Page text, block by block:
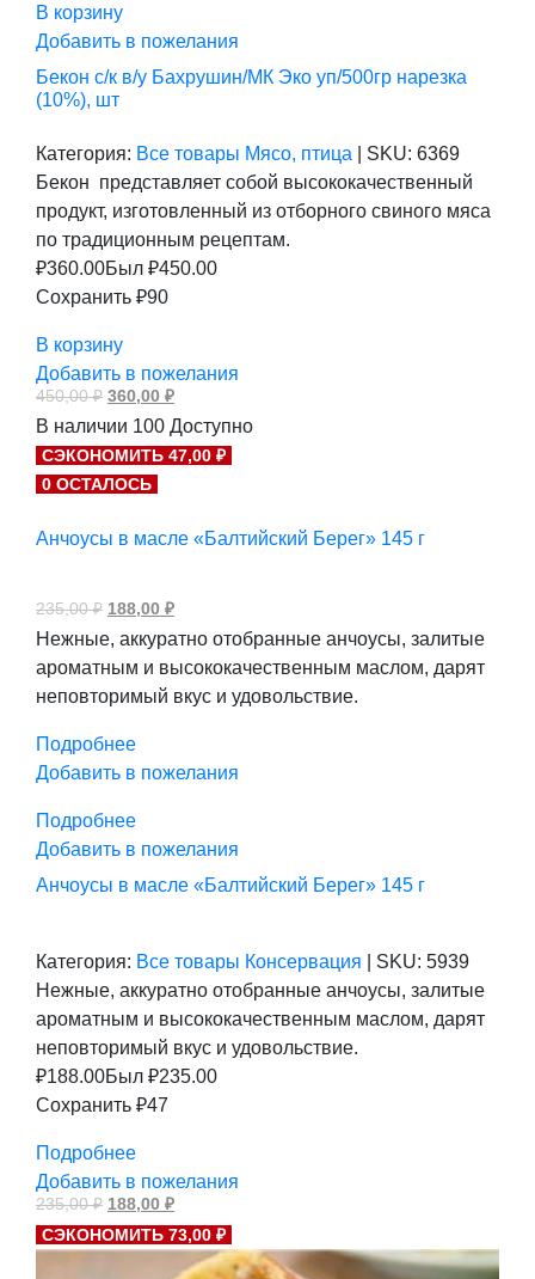
В корзину
Добавить в пожелания
Бекон с/к в/у Бахрушин/МК Эко уп/500гр нарезка
(10%), шт
Категория: Все товары Мясо, птица SKU: 6369
Бекон представляет собой высококачественный
продукт, изготовленный из отборного свиного мяса
по традиционным рецептам.
₽360.00Был ₽450.00
Сохранить ₽90
В корзину
Добавить в пожелания
450,00₽ Первоначальная
составляла
450,00 ₽.
360,00 ₽Текущая
360,00 ₽.
В наличии 100 Доступно
СЭКОНОМИТЬ 47,00 ₽
0 ОСТАЛОСЬ
Анчоусы в масле «Балтийский Берег» 145 г
235,00₽ Первоначальная
составляла
235,00 ₽.
188,00 ₽Текущая
188,00 ₽.
Нежные, аккуратно отобранные анчоусы, залитые
ароматным и высококачественным маслом, дарят
неповторимый вкус и удовольствие.
Подробнее
Добавить в пожелания
Подробнее
Добавить в пожелания
Анчоусы в масле «Балтийский Берег» 145 г
Категория: Все товары Консервация SKU: 5939
Нежные, аккуратно отобранные анчоусы, залитые
ароматным и высококачественным маслом, дарят
неповторимый вкус и удовольствие.
₽188.00Был ₽235.00
Сохранить ₽47
Подробнее
Добавить в пожелания
235,00₽ Первоначальная
составляла
235,00 ₽.
188,00 ₽Текущая
188,00 ₽.
СЭКОНОМИТЬ 73,00 ₽